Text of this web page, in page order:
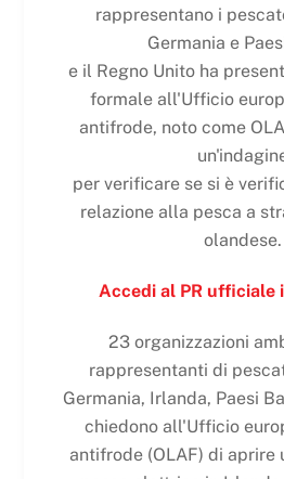
rappresentano i
Germania e
e il Regno Unito ha
formale all'Ufficio
antifrode, noto come
per verificare se si è
relazione alla pesca a
olandese.
Accedi al PR ufficiale
23 organizzazioni
rappresentanti di
Germania, Irlanda, Paesi
chiedono all'Ufficio
antifrode (OLAF) di aprire